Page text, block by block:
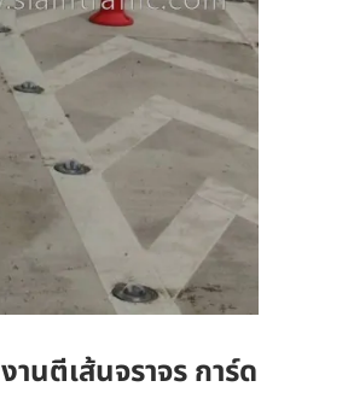
งานตีเส้นจราจร การ์ด